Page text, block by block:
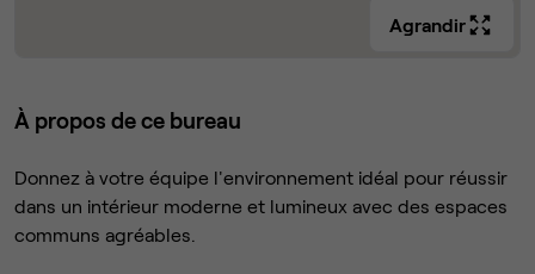
Agrandir
À propos de ce bureau
Donnez à votre équipe l'environnement idéal pour réussir
dans un intérieur moderne et lumineux avec des espaces
communs agréables.